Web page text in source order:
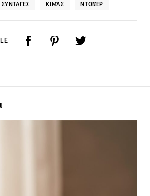
ΣΥΝΤΑΓΈΣ ΚΙΜΆΣ ΝΤΟΝΈΡ